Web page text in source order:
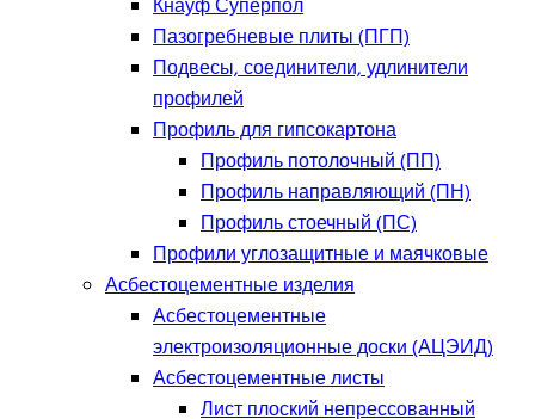
Кнауф Суперпол
Пазогребневые плиты (ПГП)
Подвесы, соединители, удлинители
профилей
Профиль для гипсокартона
Профиль потолочный (ПП)
Профиль направляющий (ПН)
Профиль стоечный (ПС)
Профили углозащитные и маячковые
Асбестоцементные изделия
Асбестоцементные
электроизоляционные доски (АЦЭИД)
Асбестоцементные листы
Лист плоский непрессованный